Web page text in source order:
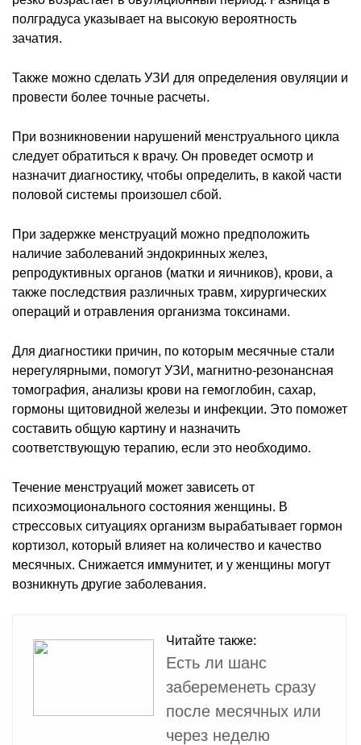
полградуса указывает на высокую вероятность
зачатия.
Также можно сделать УЗИ для определения овуляции и
провести более точные расчеты.
При возникновении нарушений менструального цикла
следует обратиться к врачу. Он проведет осмотр и
назначит диагностику, чтобы определить, в какой части
половой системы произошел сбой.
При задержке менструаций можно предположить
наличие заболеваний эндокринных желез,
репродуктивных органов (матки и яичников), крови, а
также последствия различных травм, хирургических
операций и отравления организма токсинами.
Для диагностики причин, по которым месячные стали
нерегулярными, помогут УЗИ, магнитно-резонансная
томография, анализы крови на гемоглобин, сахар,
гормоны щитовидной железы и инфекции. Это поможет
составить общую картину и назначить
соответствующую терапию, если это необходимо.
Течение менструаций может зависеть от
психоэмоционального состояния женщины. В
стрессовых ситуациях организм вырабатывает гормон
кортизол, который влияет на количество и качество
месячных. Снижается иммунитет, и у женщины могут
возникнуть другие заболевания.
Читайте также:
Есть ли шанс
забеременеть сразу
после месячных или
через неделю